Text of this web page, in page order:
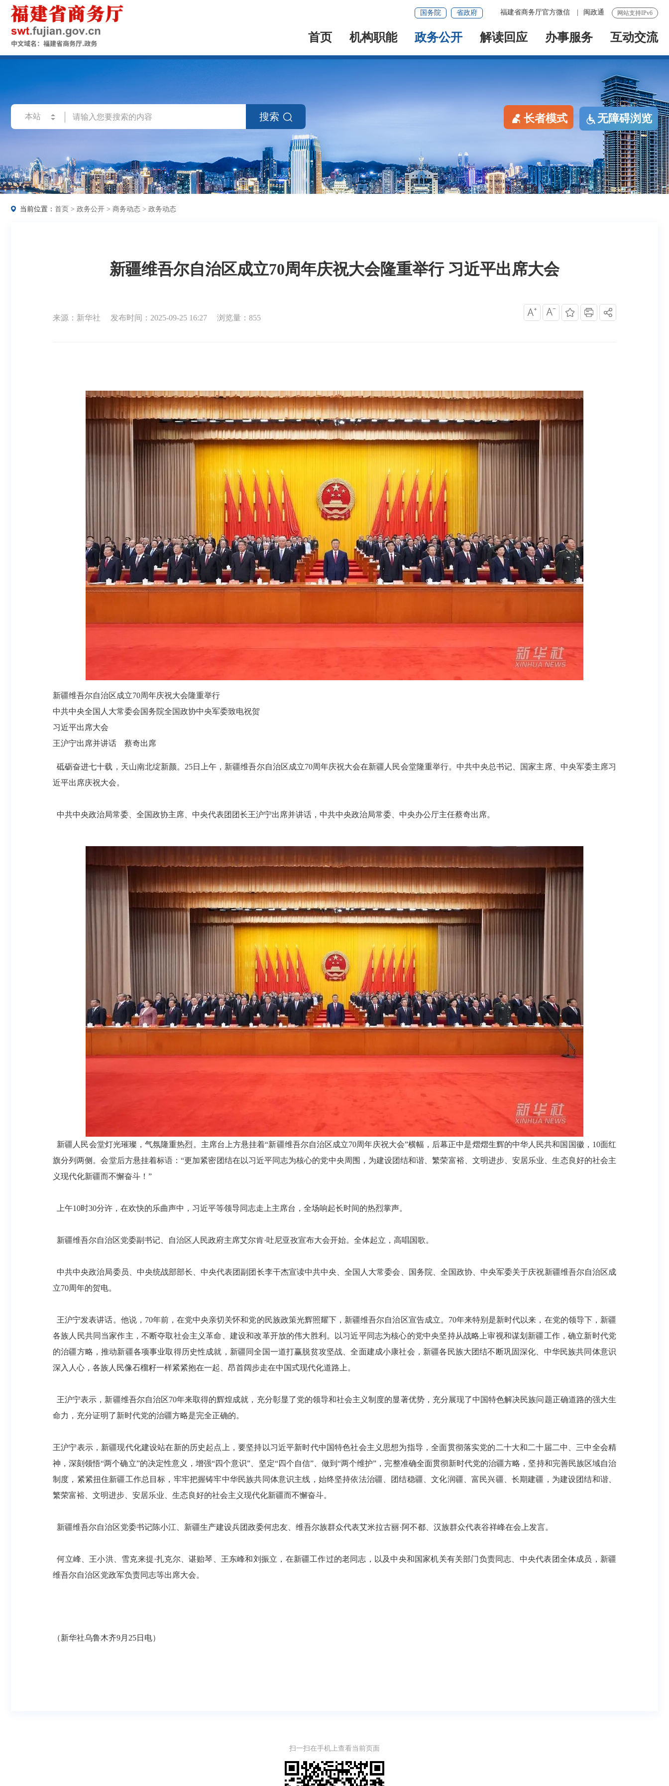
网站支持IPv6
福建省商务厅官方微信 闽政通
国务院 省政府
首页 机构职能 政务公开 解读回应 办事服务 互动交流
搜索 长者模式 无障碍浏览
当前位置： 首页 > 政务公开 > 商务动态 > 政务动态
新疆维吾尔自治区成立70周年庆祝大会隆重举行 习近平出席大会
来源：新华社 发布时间：2025-09-25 16:27 浏览量：855
新疆维吾尔自治区成立70周年庆祝大会隆重举行
中共中央全国人大常委会国务院全国政协中央军委致电祝贺
习近平出席大会
王沪宁出席并讲话 蔡奇出席
砥砺奋进七十载，天山南北绽新颜。25日上午，新疆维吾尔自治区成立70周年庆祝大会在新疆人民会堂隆重举行。中共中央总书记、国家主席、中央军委主席习
近平出席庆祝大会。
中共中央政治局常委、全国政协主席、中央代表团团长王沪宁出席并讲话，中共中央政治局常委、中央办公厅主任蔡奇出席。
新疆人民会堂灯光璀璨，气氛隆重热烈。主席台上方悬挂着“新疆维吾尔自治区成立70周年庆祝大会”横幅，后幕正中是熠熠生辉的中华人民共和国国徽，10面红
旗分列两侧。会堂后方悬挂着标语：“更加紧密团结在以习近平同志为核心的党中央周围，为建设团结和谐、繁荣富裕、文明进步、安居乐业、生态良好的社会主
义现代化新疆而不懈奋斗！”
上午10时30分许，在欢快的乐曲声中，习近平等领导同志走上主席台，全场响起长时间的热烈掌声。
新疆维吾尔自治区党委副书记、自治区人民政府主席艾尔肯·吐尼亚孜宣布大会开始。全体起立，高唱国歌。
中共中央政治局委员、中央统战部部长、中央代表团副团长李干杰宣读中共中央、全国人大常委会、国务院、全国政协、中央军委关于庆祝新疆维吾尔自治区成
立70周年的贺电。
王沪宁发表讲话。他说，70年前，在党中央亲切关怀和党的民族政策光辉照耀下，新疆维吾尔自治区宣告成立。70年来特别是新时代以来，在党的领导下，新疆
各族人民共同当家作主，不断夺取社会主义革命、建设和改革开放的伟大胜利。以习近平同志为核心的党中央坚持从战略上审视和谋划新疆工作，确立新时代党
的治疆方略，推动新疆各项事业取得历史性成就，新疆同全国一道打赢脱贫攻坚战、全面建成小康社会，新疆各民族大团结不断巩固深化、中华民族共同体意识
深入人心，各族人民像石榴籽一样紧紧抱在一起、昂首阔步走在中国式现代化道路上。
王沪宁表示，新疆维吾尔自治区70年来取得的辉煌成就，充分彰显了党的领导和社会主义制度的显著优势，充分展现了中国特色解决民族问题正确道路的强大生
命力，充分证明了新时代党的治疆方略是完全正确的。
王沪宁表示，新疆现代化建设站在新的历史起点上，要坚持以习近平新时代中国特色社会主义思想为指导，全面贯彻落实党的二十大和二十届二中、三中全会精
神，深刻领悟“两个确立”的决定性意义，增强“四个意识”、坚定“四个自信”、做到“两个维护”，完整准确全面贯彻新时代党的治疆方略，坚持和完善民族区域自治
制度，紧紧扭住新疆工作总目标，牢牢把握铸牢中华民族共同体意识主线，始终坚持依法治疆、团结稳疆、文化润疆、富民兴疆、长期建疆，为建设团结和谐、
繁荣富裕、文明进步、安居乐业、生态良好的社会主义现代化新疆而不懈奋斗。
新疆维吾尔自治区党委书记陈小江、新疆生产建设兵团政委何忠友、维吾尔族群众代表艾米拉古丽·阿不都、汉族群众代表谷祥峰在会上发言。
何立峰、王小洪、雪克来提·扎克尔、谌贻琴、王东峰和刘振立，在新疆工作过的老同志，以及中央和国家机关有关部门负责同志、中央代表团全体成员，新疆
维吾尔自治区党政军负责同志等出席大会。
（新华社乌鲁木齐9月25日电）
扫一扫在手机上查看当前页面